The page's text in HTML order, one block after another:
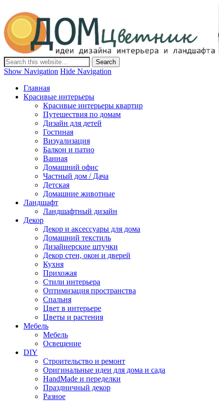
Дом-Цветник
Дизайн интерьера и ландшафта, декор и обустройство дома.
Идеи со всего мира.
Show Navigation Hide Navigation
Главная
Красивые интерьеры
Красивые интерьеры квартир
Путешествия по домам
Дизайн для детей
Гостиная
Визуализация
Балкон и патио
Ванная
Домашний офис
Частный дом / Дача
Детская
Домашние животные
Ландшафт
Ландшафтный дизайн
Декор
Декор и аксессуары для дома
Домашний текстиль
Дизайнерские штучки
Декор стен, окон и дверей
Кухня
Прихожая
Стили интерьера
Оптимизация пространства
Спальня
Цвет в интерьере
Цветы и растения
Мебель
Мебель
Освещение
DIY
Строительство и ремонт
Оригинальные идеи для дома и сада
HandMade и переделки
Праздничный декор
Разное